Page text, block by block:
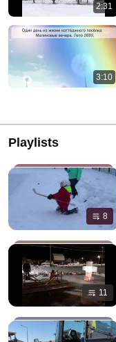
2:31
3:10
Playlists
8
11